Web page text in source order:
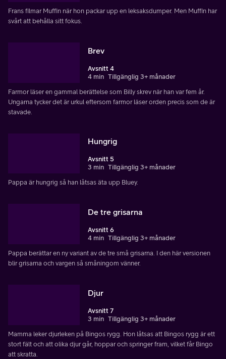
Frans filmar Muffin när hon packar upp en leksaksdumper. Men Muffin har
svårt att behålla sitt fokus.
Brev
Avsnitt 4
4 min Tillgänglig 3+ månader
Farmor läser en gammal berättelse som Billy skrev när han var fem år.
Ungarna tycker det är urkul eftersom farmor läser orden precis som de är
stavade.
Hungrig
Avsnitt 5
3 min Tillgänglig 3+ månader
Pappa är hungrig så han låtsas äta upp Bluey.
De tre grisarna
Avsnitt 6
4 min Tillgänglig 3+ månader
Pappa berättar en ny variant av de tre små grisarna. I den här versionen
blir grisarna och vargen så småningom vänner.
Djur
Avsnitt 7
3 min Tillgänglig 3+ månader
Mamma leker djurleken på Bingos rygg. Hon låtsas att Bingos rygg är ett
stort fält och att olika djur går, hoppar och springer fram, vilket får Bingo
att skratta.